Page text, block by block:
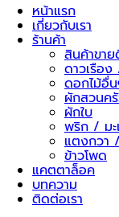
หน้าแรก
เกี่ยวกับเรา
ร้านค้า
สินค้าขา
ดาวเรือ
ดอกไม้อื่
ผักสวนค
ผักใบ
พริก / มะ
แตงกวา
ข้าวโพด
แคตตาล็อค
บทความ
ติดต่อเรา